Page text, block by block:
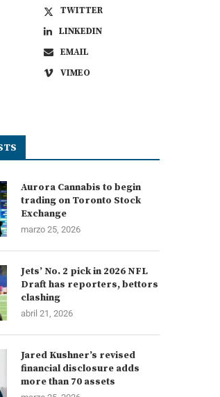
TWITTER
LINKEDIN
EMAIL
VIMEO
Aurora Cannabis to begin
trading on Toronto Stock
Exchange
marzo 25, 2026
Jets’ No. 2 pick in 2026 NFL
Draft has reporters, bettors
clashing
abril 21, 2026
Jared Kushner’s revised
financial disclosure adds
more than 70 assets